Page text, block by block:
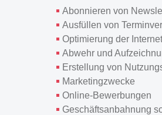
Abonnieren von
Ausfüllen von
Optimierung der
Abwehr und
Erstellung von
Marketingzwecke
Online-Bewerbungen
Geschäftsanbahnung